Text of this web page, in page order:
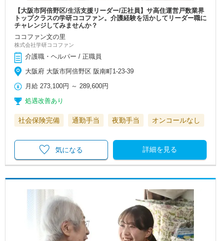
【大阪市阿倍野区/生活支援リーダー/正社員】サ高住運営戸数業界
トップクラスの学研ココファン。介護経験を活かしてリーダー職に
チャレンジしてみませんか？
ココファン文の里
株式会社学研ココファン
介護職・ヘルパー / 正職員
大阪府 大阪市阿倍野区 阪南町1-23-39
月給 273,100円 ～ 289,600円
処遇改善あり
社会保険完備 通勤手当 夜勤手当 オンコールなし
詳細を見る
気になる